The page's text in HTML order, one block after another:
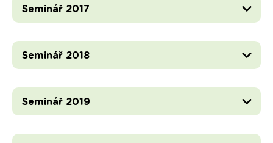
Seminář 2017
Seminář 2018
Seminář 2019